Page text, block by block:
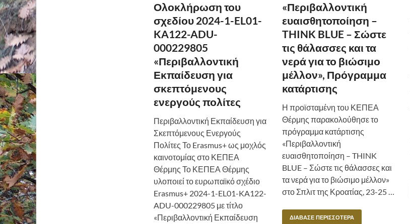
Ολοκλήρωση του
σχεδίου 2024-1-EL01-
KA122-ADU-
000229805
«Περιβαλλοντική
Εκπαίδευση για
σκεπτόμενους
ενεργούς πολίτες
Περιβαλλοντική Εκπαίδευση για
Σκεπτόμενους Ενεργούς
Πολίτες Το Erasmus+ ως μοχλός
καινοτομίας στο ΚΕΠΕΑ
Θέρμης Το ΚΕΠΕΑ Θέρμης
υλοποιεί το ευρωπαϊκό σχέδιο
Erasmus+ 2024-1-EL01-KA122-
ADU-000229805 με τίτλο
«Περιβαλλοντική Εκπαίδευση
«Περιβαλλοντική
ευαισθητοποίηση –
THINK BLUE – Σώστε
τις θάλασσες και τα
νερά για το βιώσιμο
μέλλον», Πρόγραμμα
κατάρτισης
Η προϊσταμένη του ΚΕΠΕΑ
Θέρμης παρακολούθησε το
πρόγραμμα κατάρτισης
«Περιβαλλοντική
ευαισθητοποίηση – THINK
BLUE – Σώστε τις θάλασσες και
τα νερά για το βιώσιμο μέλλον»
στο Σπλιτ της Κροατίας, 23-25 …
ΔΙΆΒΑΣΕ ΠΕΡΙΣΣΌΤΕΡΑ